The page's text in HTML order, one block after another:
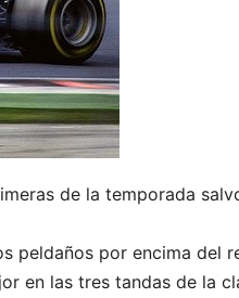
de la temporada
peldaños por encima del
en las tres tandas de la